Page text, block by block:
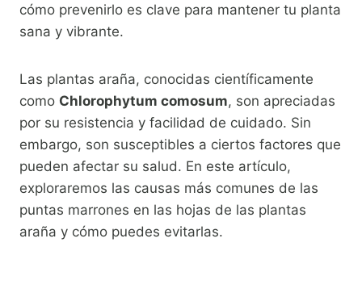
cómo prevenirlo es clave para mantener tu planta
sana y vibrante.
Las plantas araña, conocidas científicamente
como Chlorophytum comosum, son apreciadas
por su resistencia y facilidad de cuidado. Sin
embargo, son susceptibles a ciertos factores que
pueden afectar su salud. En este artículo,
exploraremos las causas más comunes de las
puntas marrones en las hojas de las plantas
araña y cómo puedes evitarlas.